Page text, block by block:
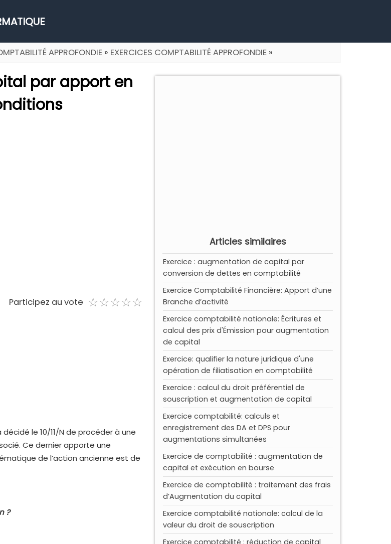
APPROFONDIE » EXERCICES COMPTABILITÉ APPROFONDIE »
Articles similaires
Exercice : augmentation de capital par
conversion de dettes en comptabilité
Exercice Comptabilité Financière: Apport d’une
Branche d’activité
Exercice comptabilité nationale: Écritures et
calcul des prix d'Émission pour augmentation
de capital
Exercice: qualifier la nature juridique d'une
opération de filiatisation en comptabilité
Exercice : calcul du droit préférentiel de
souscription et augmentation de capital
Exercice comptabilité: calculs et
enregistrement des DA et DPS pour
augmentations simultanées
Exercice de comptabilité : augmentation de
capital et exécution en bourse
Exercice de comptabilité : traitement des frais
d’Augmentation du capital
Exercice comptabilité nationale: calcul de la
valeur du droit de souscription
Exercice comptabilité : réduction de capital
par apport en
Participez au vote ☆☆☆☆☆
★★★★★
le 10/11/N de procéder à une
Ce dernier apporte une
de l’action ancienne est de
?